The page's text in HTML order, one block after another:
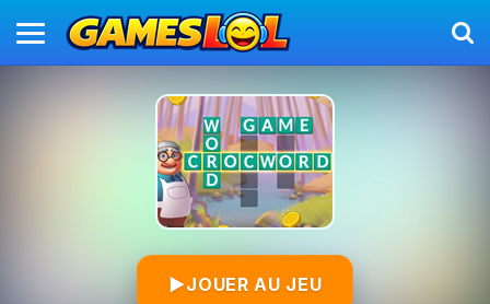
▶JOUER AU JEU